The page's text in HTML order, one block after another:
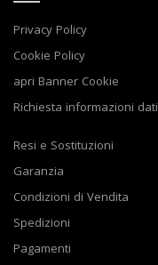
Privacy Policy
Cookie Policy
apri Banner Cookie
Richiesta informazioni dati
Resi e Sostituzioni
Garanzia
Condizioni di Vendita
Spedizioni
Pagamenti